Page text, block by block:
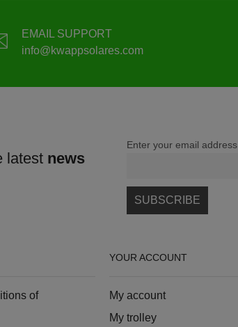
EMAIL SUPPORT
info@kwappsolares.com
latest news
Enter your email address
of
YOUR ACCOUNT
My account
My trolley